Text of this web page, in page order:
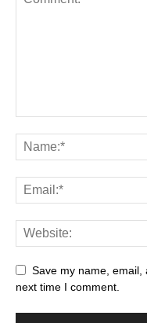
Save my name,
next time I comment.